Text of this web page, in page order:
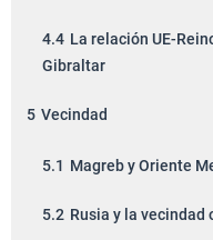
4.4 La relación UE-
Gibraltar
5 Vecindad
5.1 Magreb y Oriente
5.2 Rusia y la vecindad